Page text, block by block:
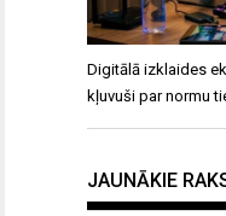
Digitālā izklaides
kļuvuši par normu
JAUNĀKIE